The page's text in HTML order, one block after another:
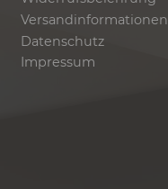
Versandinformationen
Datenschutz
Impressum